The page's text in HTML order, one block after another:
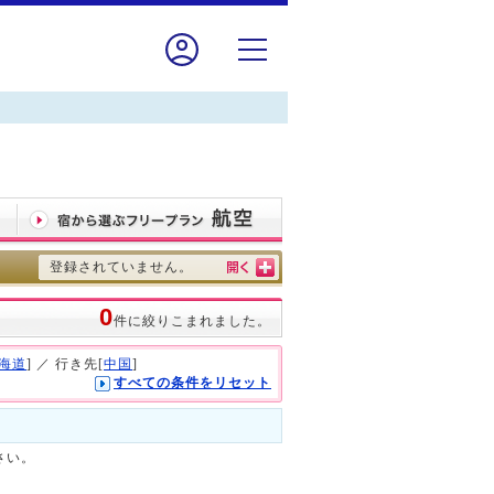
登録されていません。
0件に絞りこまれました。
道] ／ 行き先[中国 ]
すべての条件をリセット
。